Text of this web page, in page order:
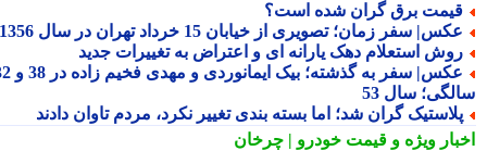
برق گران شده است؟
سفر زمان؛ تصویری از خیابان 15 خرداد تهران در سال 1356
استعلام دهک یارانه ای و اعتراض به تغییرات جدید
عکس| سفر به گذشته؛ بیک ایمانوردی و مهدی فخیم زاده در 38 و 32
سال 53
گران شد؛ اما بسته بندی تغییر نکرد، مردم تاوان دادند
ویژهو قیمت خودرو | چرخان